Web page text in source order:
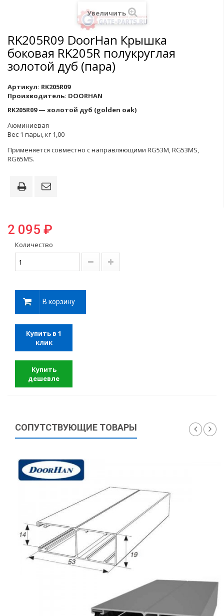
Увеличить
RK205R09 DoorHan Крышка
боковая RK205R полукруглая
золотой дуб (пара)
Артикул: RK205R09
Производитель: DOORHAN
RK205R09 — золотой дуб (golden oak)
Аюминиевая
Вес 1 пары, кг 1,00
Применяется совместно с направляющими RG53M, RG53MS,
RG65MS.
2 095 ₽
Количество
В корзину
Купить в 1
клик
Купить
дешевле
СОПУТСТВУЮЩИЕ ТОВАРЫ